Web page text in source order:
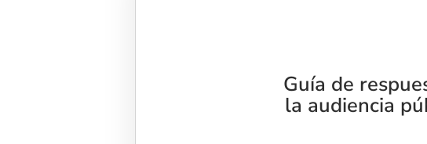
Guía de
la audiencia